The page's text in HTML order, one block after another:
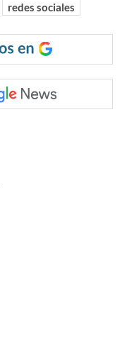
redes sociales